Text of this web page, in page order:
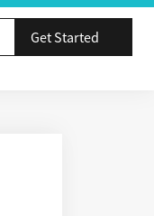
Get Started